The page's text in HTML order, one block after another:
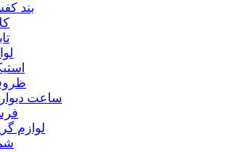
بند
ساعت
لوازم